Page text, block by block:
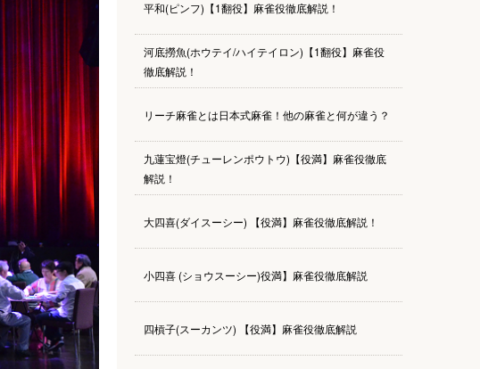
平和(ピンフ)【1翻役】麻雀役徹底解説！
河底撈魚(ホウテイ/ハイテイロン)【1翻役】麻雀役
徹底解説！
リーチ麻雀とは日本式麻雀！他の麻雀と何が違う？
九蓮宝燈(チューレンポウトウ)【役満】麻雀役徹底
解説！
大四喜(ダイスーシー) 【役満】麻雀役徹底解説！
小四喜 (ショウスーシー)役満】麻雀役徹底解説
四槓子(スーカンツ) 【役満】麻雀役徹底解説